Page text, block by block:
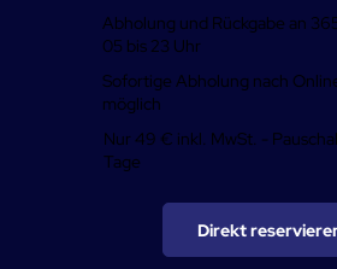
Abholung und Rückgabe an
05 bis 23 Uhr
Sofortige Abholung nach
möglich
Nur 49 € inkl. MwSt. -
Tage
Direkt